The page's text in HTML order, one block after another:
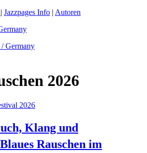
| Jazzpages Info | Autoren
2026
Klang und
Rauschen im